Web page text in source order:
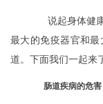
说起身体健康
最大的免疫器官和
道。下面我们一起来
肠道疾病的危害